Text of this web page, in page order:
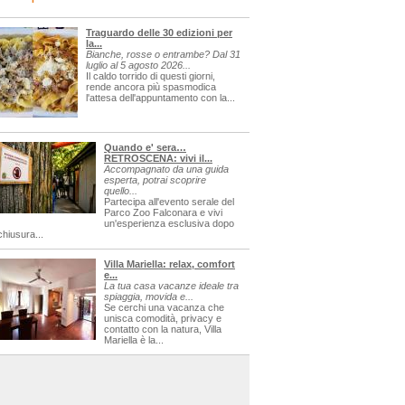
Traguardo delle 30 edizioni per
la...
Bianche, rosse o entrambe? Dal 31
luglio al 5 agosto 2026...
Il caldo torrido di questi giorni,
rende ancora più spasmodica
l'attesa dell'appuntamento con la...
Quando e' sera…
RETROSCENA: vivi il...
Accompagnato da una guida
esperta, potrai scoprire
quello...
Partecipa all'evento serale del
Parco Zoo Falconara e vivi
un'esperienza esclusiva dopo
Villa Mariella: relax, comfort
e...
La tua casa vacanze ideale tra
spiaggia, movida e...
Se cerchi una vacanza che
unisca comodità, privacy e
contatto con la natura, Villa
Mariella è la...